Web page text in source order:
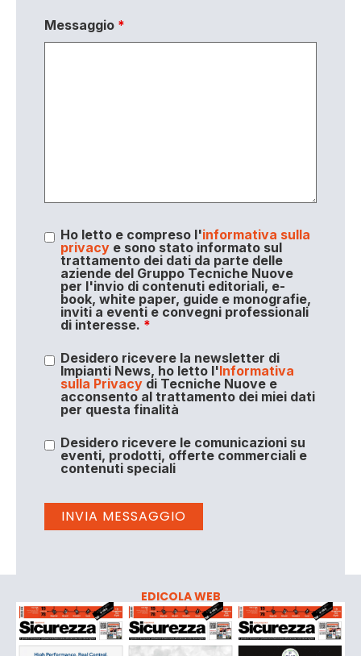
Messaggio *
Ho letto e compreso l'informativa sulla
privacye sono stato informato sul
trattamento dei dati da parte delle
aziende del Gruppo Tecniche Nuove
per l'invio di contenuti editoriali, e-
book, white paper, guide e monografie,
inviti a eventi e convegni professionali
di interesse. *
Desidero ricevere la newsletter di
Impianti News, ho letto l'Informativa
sulla Privacydi Tecniche Nuove e
acconsento al trattamento dei miei dati
per questa finalità
Desidero ricevere le comunicazioni su
eventi, prodotti, offerte commerciali e
contenuti speciali
EDICOLA WEB